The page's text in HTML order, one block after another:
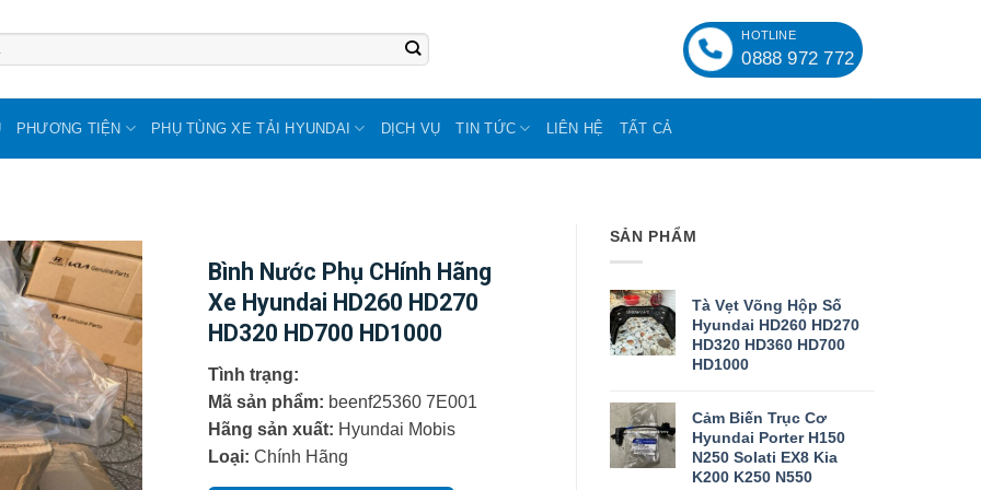
HOTLINE
0888 972 772
PHƯƠNG TIỆN PHỤ TÙNG XE TẢI HYUNDAI DỊCH VỤ TIN TỨC LIÊN HỆ TẤT CẢ
SẢN PHẨM
Tà Vẹt Võng Hộp Số
Hyundai HD260 HD270
HD320 HD360 HD700
HD1000
Cảm Biến Trục Cơ
Hyundai Porter H150
N250 Solati EX8 Kia
K200 K250 N550
Bình Nước Phụ CHính Hãng
Xe Hyundai HD260 HD270
HD320 HD700 HD1000
Tình trạng:
Mã sản phẩm: beenf25360 7E001
Hãng sản xuất: Hyundai Mobis
Loại:Chính Hãng